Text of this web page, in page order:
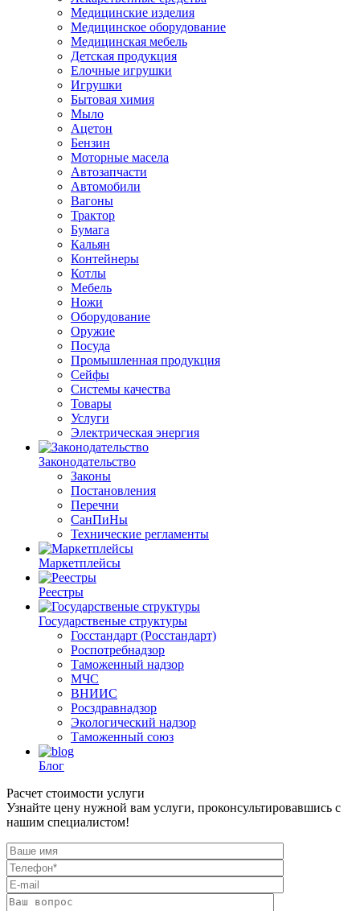
Медицинские изделия
Медицинское оборудование
Медицинская мебель
Детская продукция
Елочные игрушки
Игрушки
Бытовая химия
Мыло
Ацетон
Бензин
Моторные масела
Автозапчасти
Автомобили
Вагоны
Трактор
Бумага
Кальян
Контейнеры
Котлы
Мебель
Ножи
Оборудование
Оружие
Посуда
Промышленная продукция
Сейфы
Системы качества
Товары
Услуги
Электрическая энергия
Законодательство
Законы
Постановления
Перечни
СанПиНы
Технические регламенты
Маркетплейсы
Реестры
Государственые структуры
Госстандарт (Росстандарт)
Роспотребнадзор
Таможенный надзор
МЧС
ВНИИС
Росздравнадзор
Экологический надзор
Таможенный союз
Блог
Расчет стоимости услуги
Узнайте цену нужной вам услуги, проконсультировавшись с
нашим специалистом!